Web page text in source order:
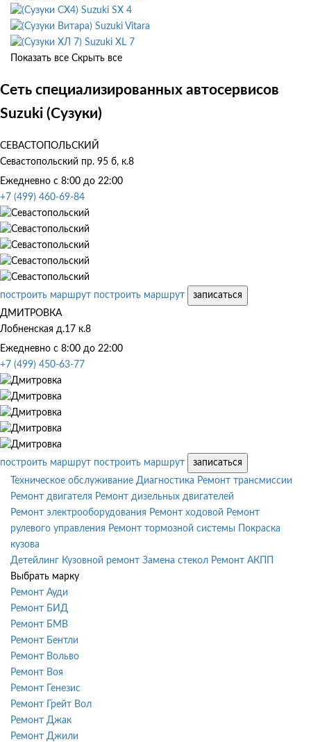
Suzuki SX 4
Suzuki Vitara
Suzuki XL 7
Показать все Скрыть все
Сеть специализированных автосервисов
Suzuki (Сузуки)
СЕВАСТОПОЛЬСКИЙ
Севастопольский пр. 95 б, к.8
Ежедневно с 8:00 до 22:00
+7 (499) 460-69-84
построить маршрут построить маршрут
записаться
ДМИТРОВКА
Лобненская д.17 к.8
Ежедневно с 8:00 до 22:00
+7 (499) 450-63-77
построить маршрут построить маршрут
записаться
Техническое обслуживание Диагностика Ремонт трансмиссии
Ремонт двигателя Ремонт дизельных двигателей
Ремонт электрооборудования Ремонт ходовой Ремонт
рулевого управления Ремонт тормозной системы
Покраска
кузова
Детейлинг Кузовной ремонт Замена стекол Ремонт АКПП
Выбрать марку
Ремонт Ауди
Ремонт БИД
Ремонт БМВ
Ремонт Бентли
Ремонт Вольво
Ремонт Воя
Ремонт Генезис
Ремонт Грейт Вол
Ремонт Джак
Ремонт Джили